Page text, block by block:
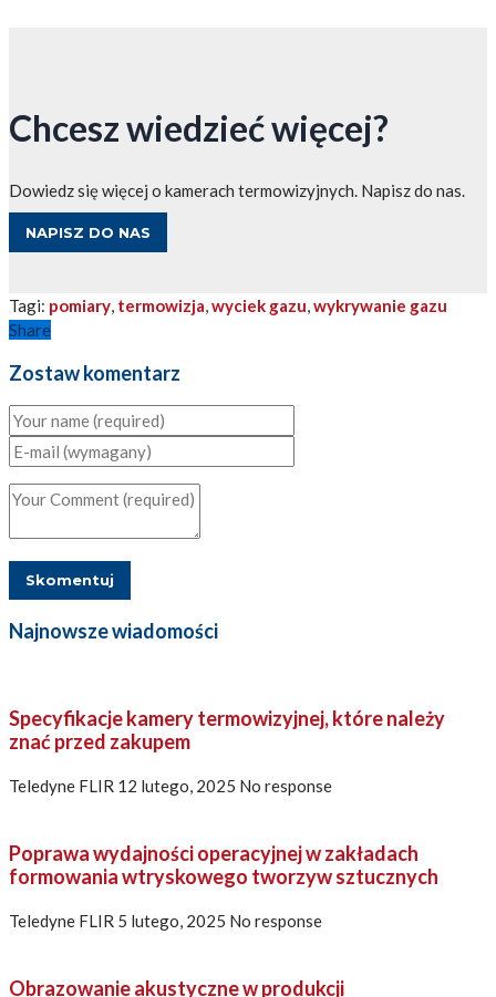
Chcesz wiedzieć więcej?
Dowiedz się więcej o kamerach termowizyjnych. Napisz do nas.
NAPISZ DO NAS
Tagi: pomiary, termowizja,wyciek gazu,wykrywanie gazu
Share
Zostaw komentarz
Najnowsze wiadomości
Specyfikacje kamery termowizyjnej, które należy
znać przed zakupem
Teledyne FLIR 12 lutego, 2025 No response
Poprawa wydajności operacyjnej w zakładach
formowania wtryskowego tworzyw sztucznych
Teledyne FLIR 5 lutego, 2025 No response
Obrazowanie akustyczne w produkcji